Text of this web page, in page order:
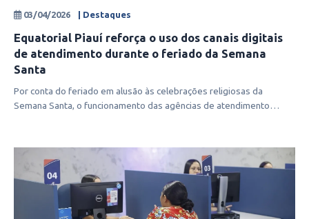
03/04/2026 | Destaques
Equatorial Piauí reforça o uso dos canais digitais
de atendimento durante o feriado da Semana
Santa
Por conta do feriado em alusão às celebrações religiosas da
Semana Santa, o funcionamento das agências de atendimento